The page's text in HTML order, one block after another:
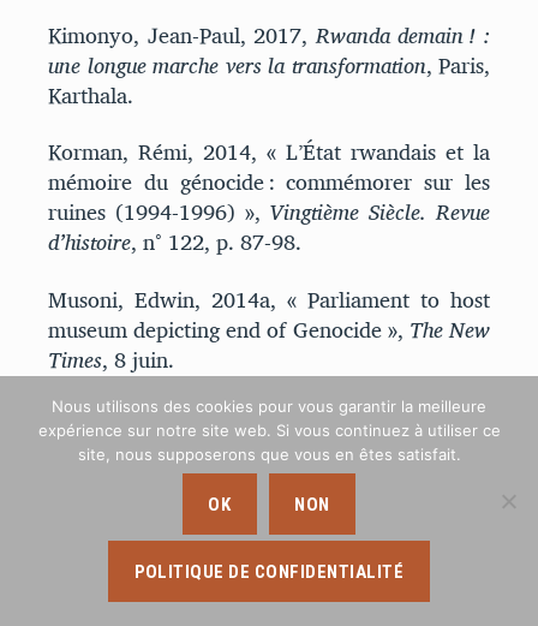
Kimonyo, Jean-Paul, 2017,Rwanda demain ! :
une longue marche vers la transformation, Paris,
Karthala.
Korman, Rémi, 2014, « L’État rwandais et la
mémoire du génocide : commémorer sur les
ruines (1994-1996) », Vingtième Siècle. Revue
d’histoire, n° 122, p. 87-98.
Musoni, Edwin, 2014a, « Parliament to host
museum depicting end of Genocide », The New
Times, 8 juin.
Musoni, Edwin, 2014b, « How RPA deployed
600 soldiers in the heart of Kigali against all
The New Times , 3 juillet.
Ndahiro, Logan, 2017, « The RPA’s quest to
stop Genocide and subsequent liberation of
Rwanda »,The New Times, 5 juillet.
Nous utilisons des cookies pour vous garantir la meilleure
expérience sur notre site web. Si vous continuez à utiliser ce
site, nous supposerons que vous en êtes satisfait.
OK NON
POLITIQUE DE CONFIDENTIALITÉ